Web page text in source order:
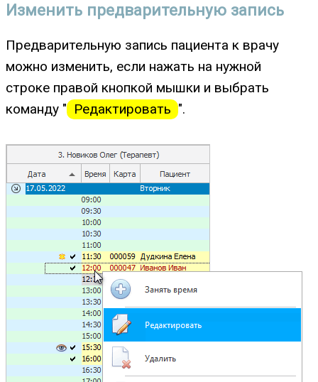
Изменить предварительную запись
Предварительную запись пациента к врачу
можно изменить, если нажать на нужной
строке правой кнопкой мышки и выбрать
команду " Редактировать ".